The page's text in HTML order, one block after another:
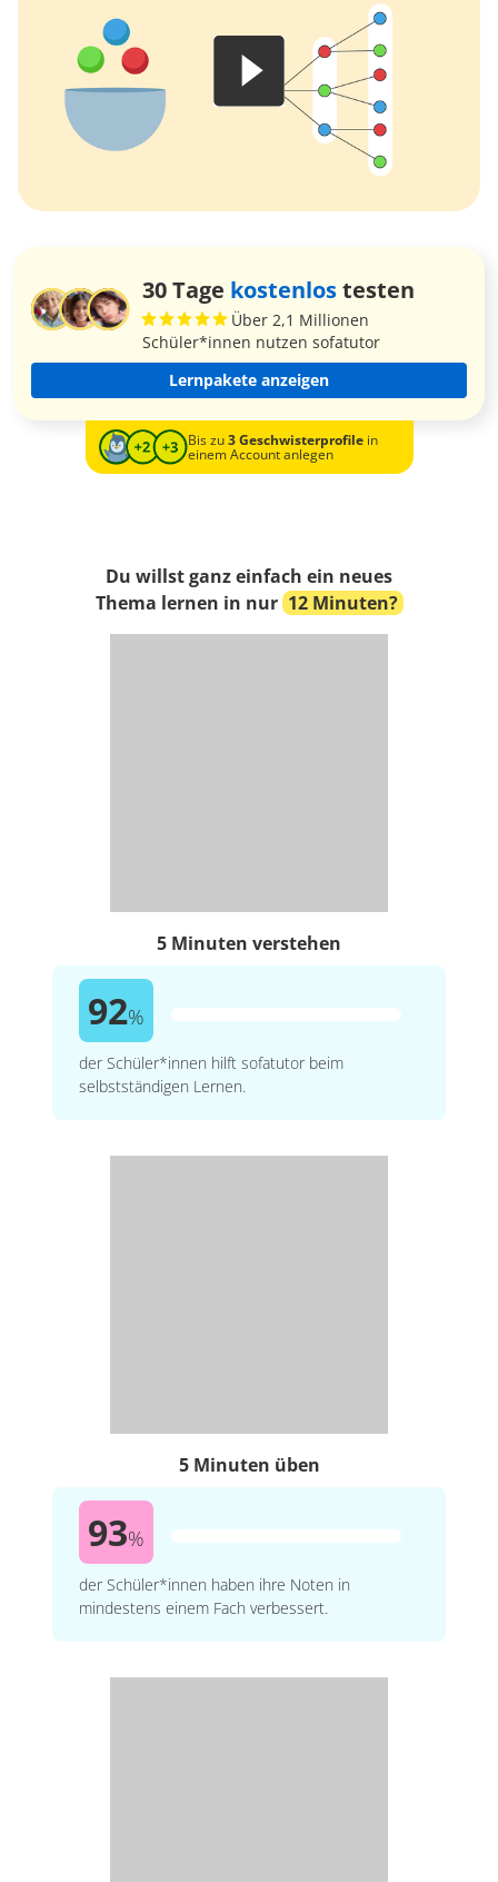
30 Tage kostenlostesten
Über 2,1 Millionen
Schüler*innen nutzen sofatutor
Lernpakete anzeigen
Bis zu3 Geschwisterprofilein
einem Account anlegen
Du willst ganz einfach ein neues
Thema lernen in nur 12 Minuten?
5 Minuten verstehen
92%
der Schüler*innen hilft sofatutor beim
selbstständigen Lernen.
5 Minuten üben
93%
der Schüler*innen haben ihre Noten in
mindestens einem Fach verbessert.